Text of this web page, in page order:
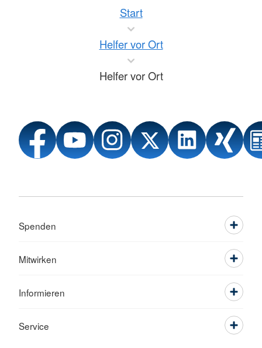
Start
Helfer vor Ort
Helfer vor Ort
Spenden
Mitwirken
Informieren
Service